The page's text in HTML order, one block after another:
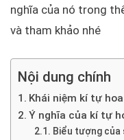
nghĩa của nó trong
và tham khảo nhé
Nội dung chính
Khái niệm kí tự
Ý nghĩa của kí tự
Biểu tượng của